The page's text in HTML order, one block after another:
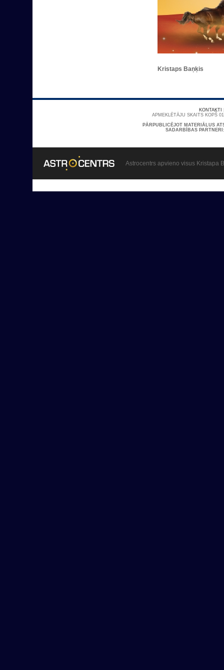
Kristaps Baņķis
KONTAKTI
APMEKLĒTĀJU SKAITS KOPŠ
PĀRPUBLICĒJOT MATERIĀLUS
SADARBĪBAS
Astrocentrs apvieno visus Kristapa